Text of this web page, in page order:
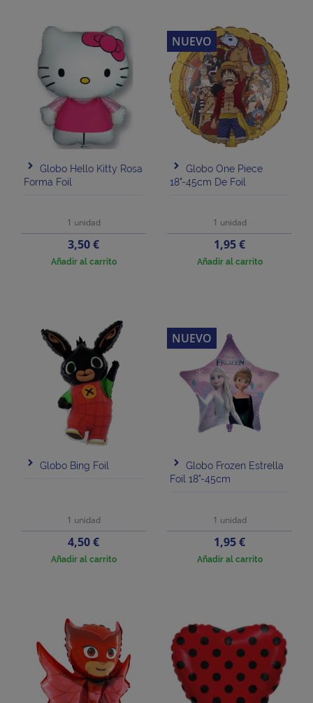
Globo Hello Kitty Rosa
Forma Foil
1 unidad
Precio
3,50 €
Añadir al carrito
Globo One Piece
18"-45cm De Foil
1 unidad
Precio
1,95 €
Añadir al carrito
NUEVO
Globo Bing Foil
1 unidad
Precio
4,50 €
Añadir al carrito
Globo Frozen Estrella
Foil 18"-45cm
1 unidad
Precio
1,95 €
Añadir al carrito
NUEVO